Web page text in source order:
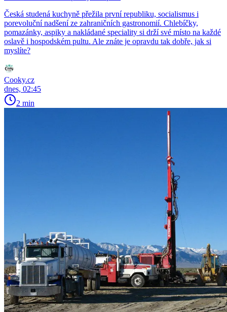
Česká studená kuchyně přežila první republiku, socialismus i
porevoluční nadšení ze zahraničních gastronomií. Chlebíčky,
pomazánky, aspiky a nakládané speciality si drží své místo na každé
oslavě i hospodském pultu. Ale znáte je opravdu tak dobře, jak si
myslíte?
Cooky.cz
dnes, 02:45
2 min